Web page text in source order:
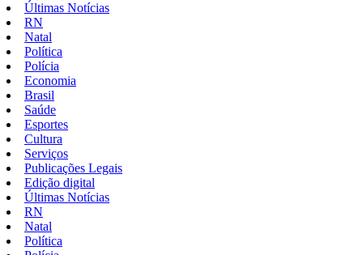
Últimas Notícias
RN
Natal
Política
Polícia
Economia
Brasil
Saúde
Esportes
Cultura
Serviços
Publicações Legais
Edição digital
Últimas Notícias
RN
Natal
Política